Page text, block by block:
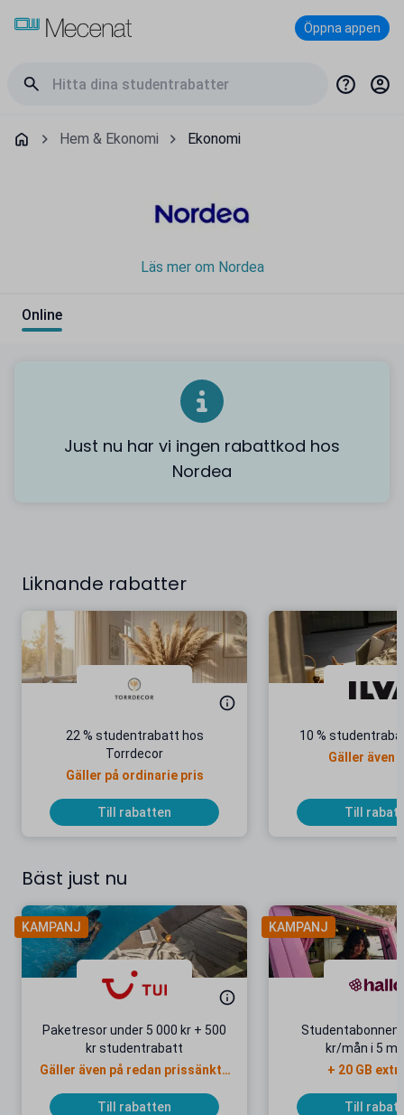
Öppna appen
Hem & Ekonomi Ekonomi
Läs mer om Nordea
Online
Just nu har vi ingen rabattkod hos
Nordea
Liknande rabatter
22 % studentrabatt hos
Torrdecor
Gäller på ordinarie pris
Till rabatten
10 %
Gäller även
Till
Bäst just nu
KAMPANJ
Paketresor under 5 000 kr + 500
kr studentrabatt
Gäller även på redan prissänkta
Till rabatten
KAMPANJ
kr/mån i 5
+ 20 GB
Till